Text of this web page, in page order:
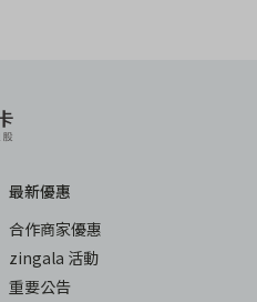
最新優惠
合作商家優惠
zingala 活動
重要公告